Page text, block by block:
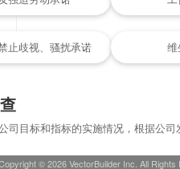
止歧视、骚扰承诺
司目标和指标的实施情况，根据公
© 2026 VectorBuilder Inc. All Rights